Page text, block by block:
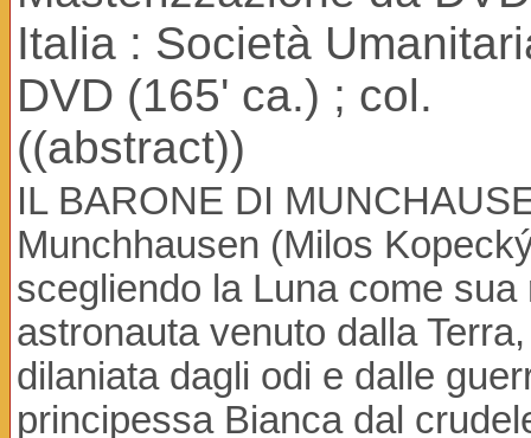
Italia : Società
DVD (165' ca.) ; col.
((abstract))
IL BARONE DI
Munchhausen (Milos
scegliendo la Luna come
astronauta venuto dalla
dilaniata dagli odi e dalle
principessa Bianca dal